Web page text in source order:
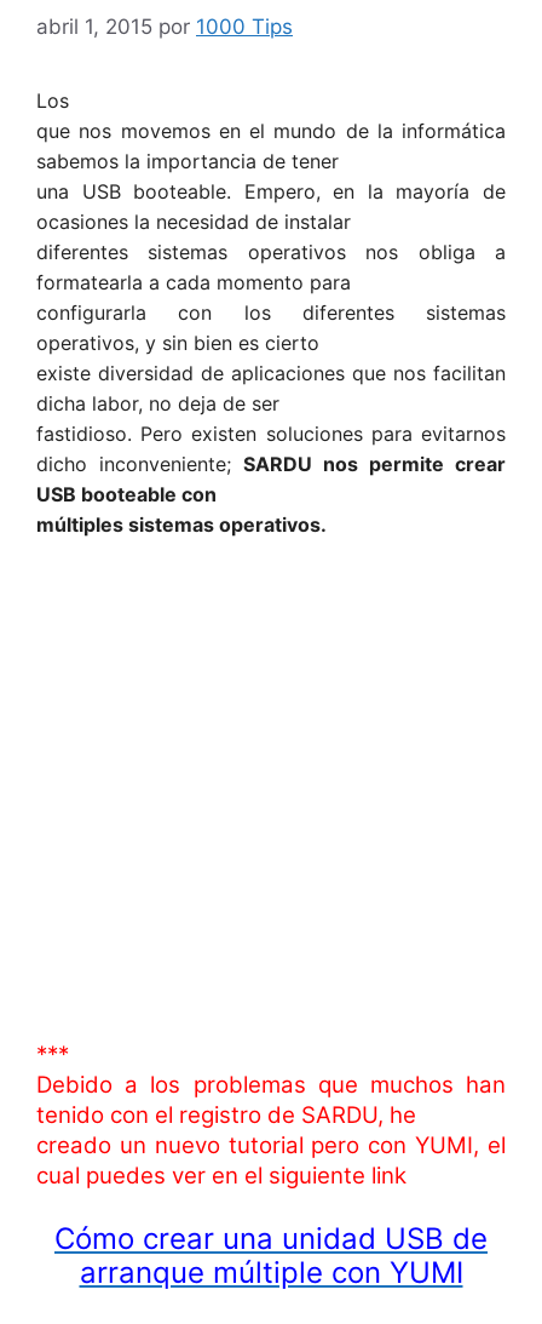
abril 1, 2015 por 1000 Tips
Los
que nos movemos en el mundo de la informática
sabemos la importancia de tener
una USB booteable. Empero, en la mayoría de
ocasiones la necesidad de instalar
diferentes sistemas operativos nos obliga a
formatearla a cada momento para
configurarla con los diferentes sistemas
operativos, y sin bien es cierto
existe diversidad de aplicaciones que nos facilitan
dicha labor, no deja de ser
fastidioso. Pero existen soluciones para evitarnos
dicho inconveniente; SARDU nos permite crear
USB booteable con
múltiples sistemas operativos.
***
Debido a los problemas que muchos han
tenido con el registro de SARDU, he
creado un nuevo tutorial pero con YUMI, el
cual puedes ver en el siguiente link
Cómo crear una unidad USB de
arranque múltiple con YUMI